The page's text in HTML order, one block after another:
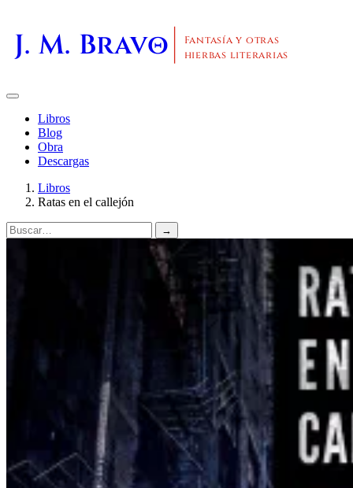
J. M. Bravo
Fantasía y otras
hierbas literarias
Libros
Blog
Obra
Descargas
Libros
Ratas en el callejón
→